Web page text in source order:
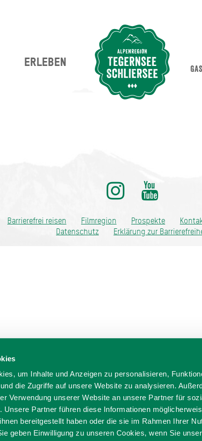
um Inhalte und Anzeigen zu personalisieren,
die Zugriffe auf unsere Website zu analysieren.
Verwendung unserer Website an unsere Partner für
Unsere Partner führen diese Informationen
bereitgestellt haben oder die sie im Rahmen Ihrer
geben Einwilligung zu unseren Cookies, wenn Sie
Barrierefrei reisen Filmregion Prospekte
Datenschutz
Erklärung zur
ERLEBEN
Suche abschicken